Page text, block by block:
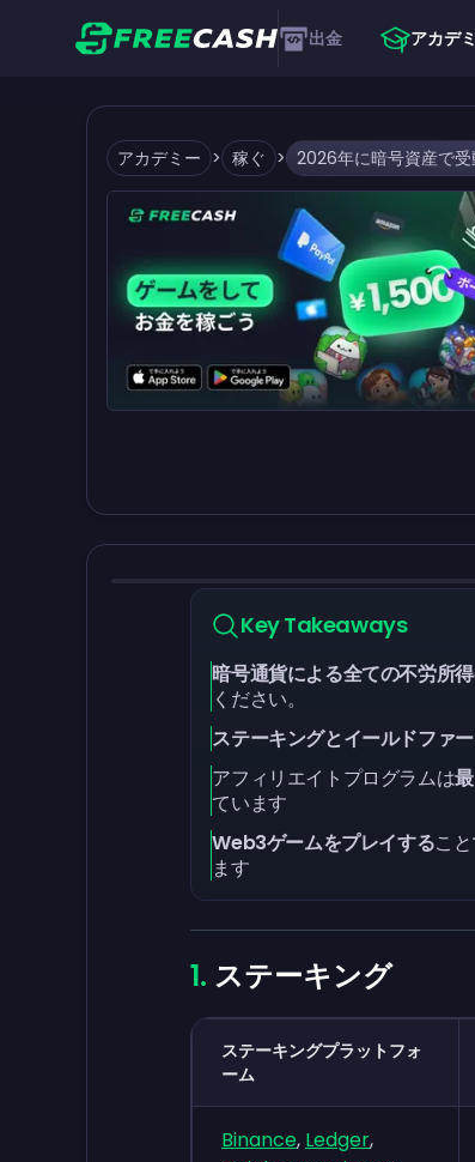
出金 アカデ
アカデミー > 稼ぐ >
Key Takeaways
暗号通貨による全ての不労所
ください。
ステーキングとイールドファ
アフィリエイトプログラムは
ています
Web3ゲームをプレイするこ
ます
ステーキング
ステーキングプラットフォ
ーム
Binance, Ledger,